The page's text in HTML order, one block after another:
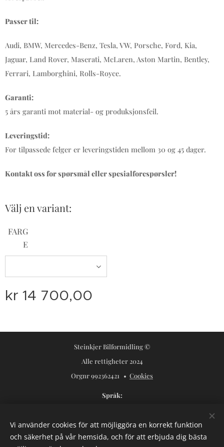
Passer til:
Audi, BMW, Mercedes-Benz, Tesla, VW, Porsche, Ford, Kia,
Jaguar, Land Rover, Maserati, McLaren, Aston Martin, Bentley,
Ferrari, Lamborghini, Rolls-Royce.
Garanti:
5 års garanti mot material- og produksjonsfeil.
Leveringstid:
For tilpassede felger er leveringstiden mellom 30 og 45 dager.
Kontakt oss for spørsmål eller spesialforespørsler!
Välj en variant:
FARG
E
kr 14 700,00
Steinkjer Bilformidling ©
Alle rettigheter 2024
Orgnr 992362421
Cookies
Språk
Valutor
NOK kr
USD $ SEK kr
Vi använder cookies för att möjliggöra en korrekt funktion
och säkerhet på vår hemsida, och för att erbjuda dig bästa